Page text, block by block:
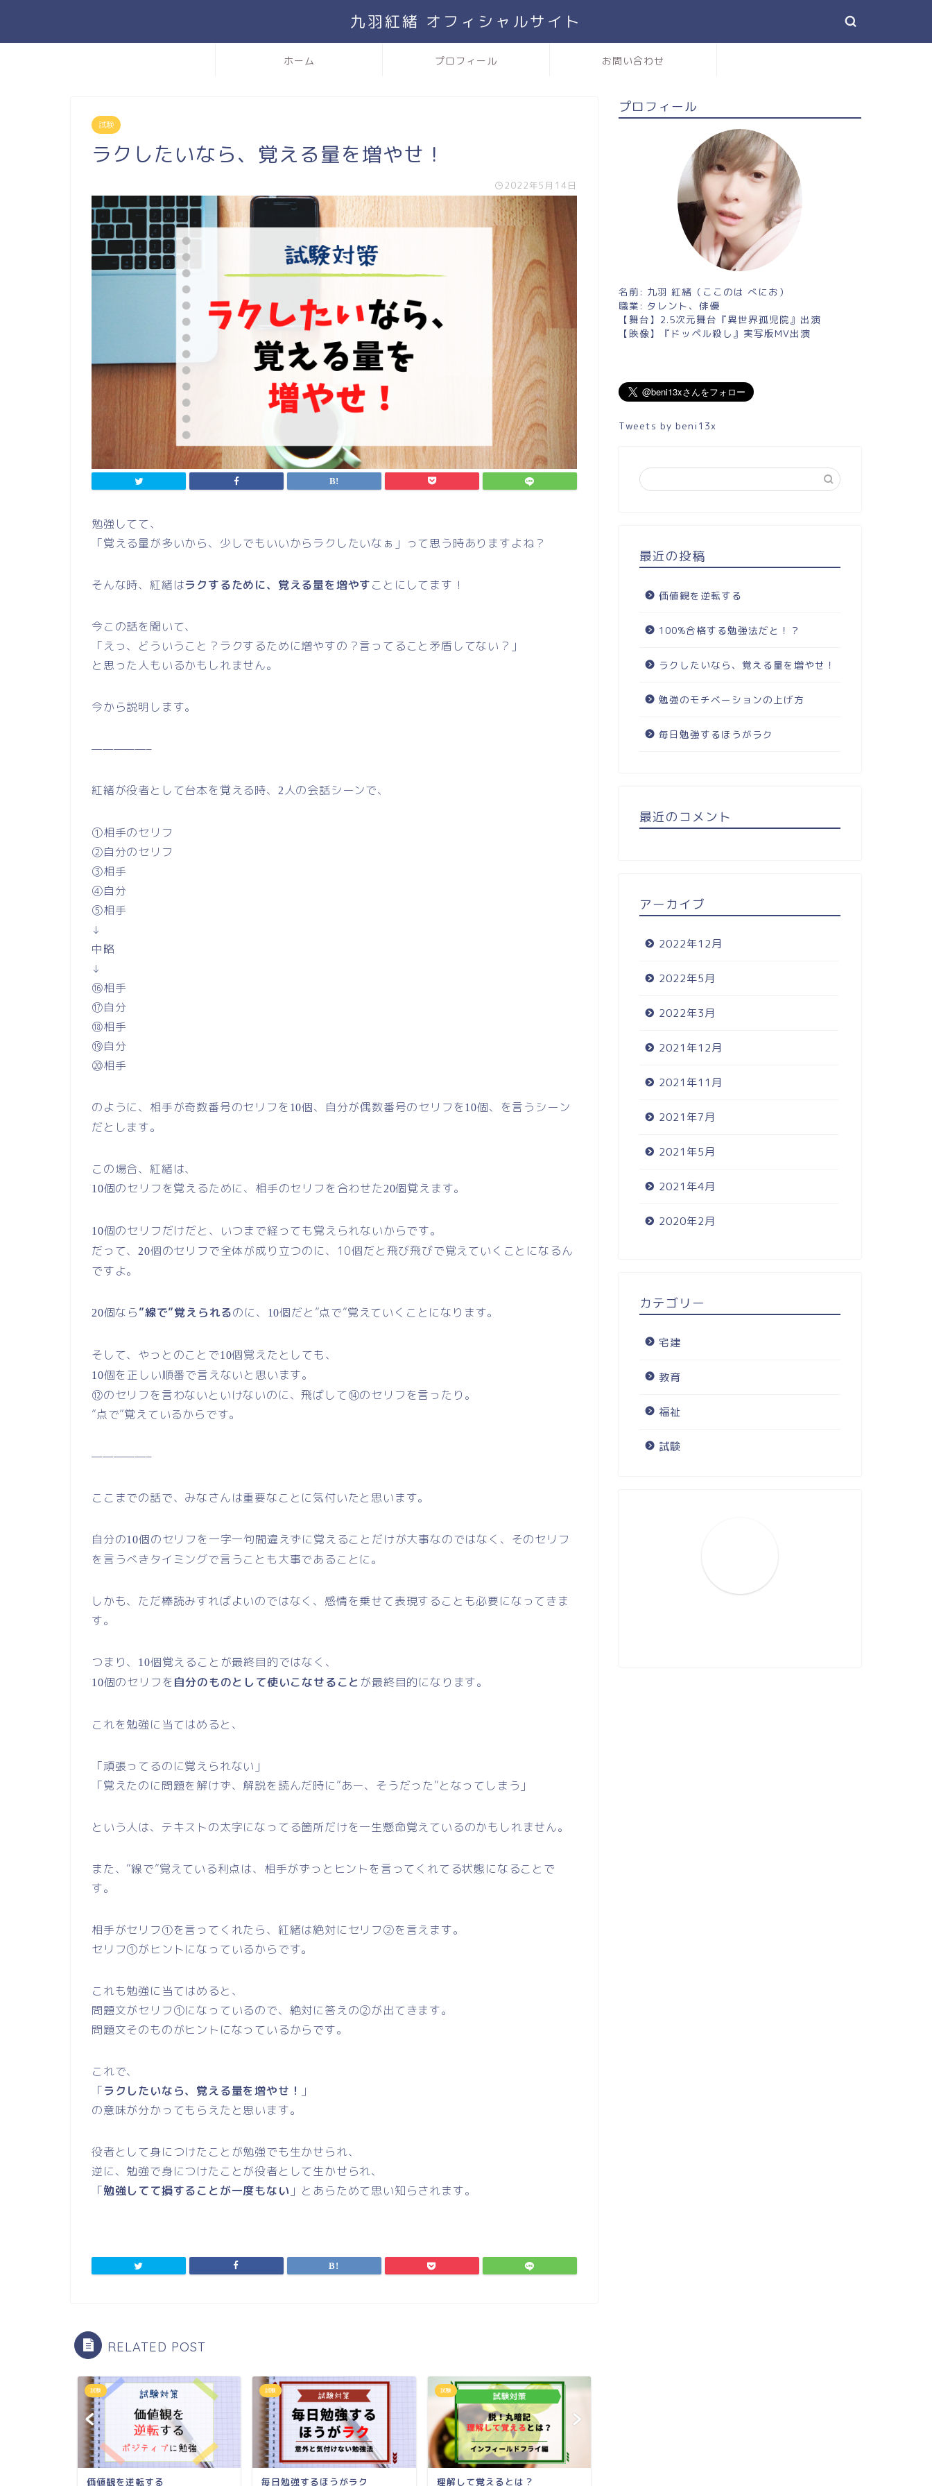
九羽紅緒 オフィシャルサイト
ホーム プロフィール お問い合わせ
試験
ラクしたいなら、覚える量を増やせ！
2022年5月14日
勉強してて、
「覚える量が多いから、少しでもいいからラクしたいなぁ」って思う時ありますよね？
そんな時、紅緒はラクするために、覚える量を増やすことにしてます！
今この話を聞いて、
「えっ、どういうこと？ラクするために増やすの？言ってること矛盾してない？」
と思った人もいるかもしれません。
今から説明します。
—————–
紅緒が役者として台本を覚える時、 2 人の会話シーンで、
①相手のセリフ
②自分のセリフ
③相手
④自分
⑤相手
↓
中略
↓
⑯相手
⑰自分
⑱相手
⑲自分
⑳相手
のように、相手が奇数番号のセリフを 10個、自分が偶数番号のセリフを10個、を言うシーン
だとします。
この場合、紅緒は、
10個のセリフを覚えるために、相手のセリフを合わせた 20個覚えます。
10個のセリフだけだと、いつまで経っても覚えられないからです。
だって、20個のセリフで全体が成り立つのに、10個だと飛び飛びで覚えていくことになるん
ですよ。
20個なら”線で”覚えられるのに、 10個だと”点で”覚えていくことになります。
そして、やっとのことで10個覚えたとしても、
10個を正しい順番で言えないと思います。
⑫のセリフを言わないといけないのに、飛ばして⑭のセリフを言ったり。
”点で”覚えているからです。
—————–
ここまでの話で、みなさんは重要なことに気付いたと思います。
自分の10個のセリフを一字一句間違えずに覚えることだけが大事なのではなく、そのセリフ
を言うべきタイミングで言うことも大事であることに。
しかも、ただ棒読みすればよいのではなく、感情を乗せて表現することも必要になってきま
す。
つまり、 10個覚えることが最終目的ではなく、
10個のセリフを自分のものとして使いこなせること が最終目的になります。
これを勉強に当てはめると、
「頑張ってるのに覚えられない」
「覚えたのに問題を解けず、解説を読んだ時に”あー、そうだった”となってしまう」
という人は、テキストの太字になってる箇所だけを一生懸命覚えているのかもしれません。
また、”線で”覚えている利点は、相手がずっとヒントを言ってくれてる状態になることで
す。
相手がセリフ①を言ってくれたら、紅緒は絶対にセリフ②を言えます。
セリフ①がヒントになっているからです。
これも勉強に当てはめると、
問題文がセリフ①になっているので、絶対に答えの②が出てきます。
問題文そのものがヒントになっているからです。
これで、
「ラクしたいなら、覚える量を増やせ！ 」
の意味が分かってもらえたと思います。
役者として身につけたことが勉強でも生かせられ、
逆に、勉強で身につけたことが役者として生かせられ、
「勉強してて損することが一度もない 」とあらためて思い知らされます。
RELATED POST
試験
価値観を逆転する
試験
毎日勉強するほうがラク
試験
理解して覚えるとは？
プロフィール
名前: 九羽 紅緒（ここのは べにお）
職業: タレント、俳優
【舞台】2.5次元舞台『異世界孤児院』出演
【映像】『ドッペル殺し』実写版MV出演
Tweets by beni13x
最近の投稿
価値観を逆転する
100%合格する勉強法だと！？
ラクしたいなら、覚える量を増やせ！
勉強のモチベーションの上げ方
毎日勉強するほうがラク
最近のコメント
アーカイブ
2022年12月
2022年5月
2022年3月
2021年12月
2021年11月
2021年7月
2021年5月
2021年4月
2020年2月
カテゴリー
宅建
教育
福祉
試験